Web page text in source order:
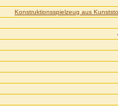
Konstruktionsspielzeug aus